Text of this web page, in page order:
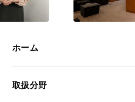
ホーム
取扱分野